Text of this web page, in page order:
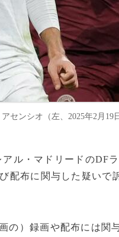
ンシオ（左、2025年2月19
ル・マドリードのDF
配布に関与した疑いで
の）録画や配布には関